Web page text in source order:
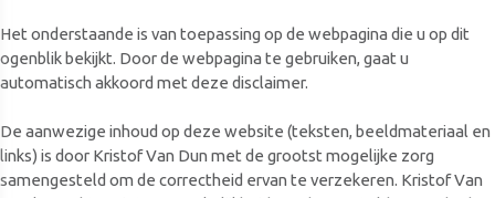
Het onderstaande is van toepassing op de webpagina die u op dit
ogenblik bekijkt. Door de webpagina te gebruiken, gaat u
automatisch akkoord met deze disclaimer.
De aanwezige inhoud op deze website (teksten, beeldmateriaal en
links) is door Kristof Van Dun met de grootst mogelijke zorg
samengesteld om de correctheid ervan te verzekeren. Kristof Van